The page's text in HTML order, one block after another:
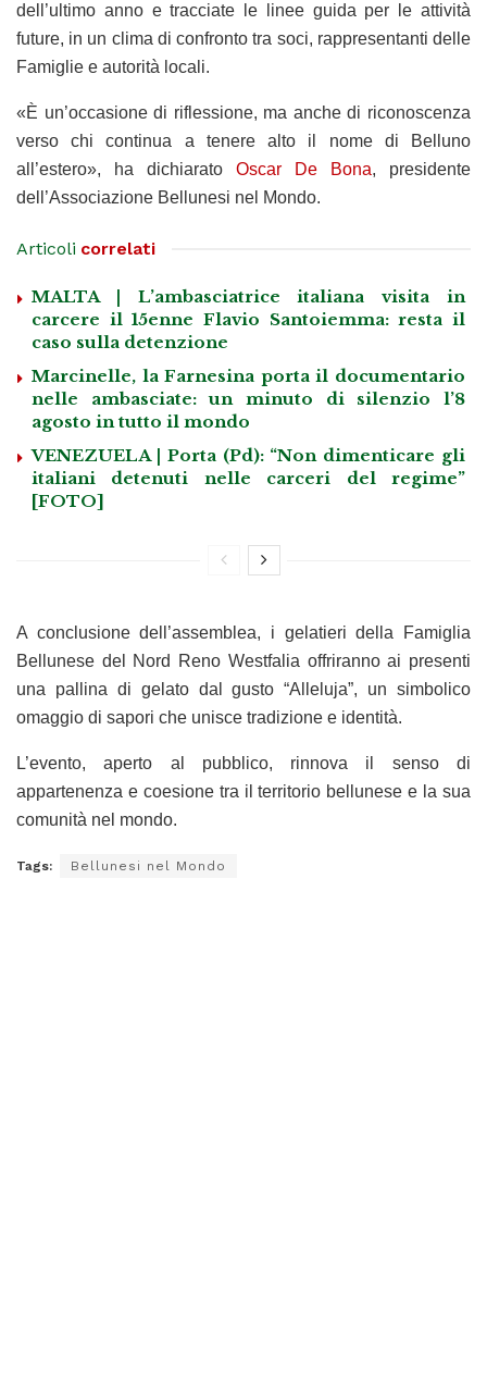
dell’ultimo anno e tracciate le linee guida per le attività
future, in un clima di confronto tra soci, rappresentanti delle
Famiglie e autorità locali.
«È un’occasione di riflessione, ma anche di riconoscenza
verso chi continua a tenere alto il nome di Belluno
all’estero», ha dichiarato Oscar De Bona, presidente
dell’Associazione Bellunesi nel Mondo.
Articoli correlati
MALTA | L’ambasciatrice italiana visita in
carcere il 15enne Flavio Santoiemma: resta il
caso sulla detenzione
Marcinelle, la Farnesina porta il documentario
nelle ambasciate: un minuto di silenzio l’8
agosto in tutto il mondo
VENEZUELA | Porta (Pd): “Non dimenticare gli
italiani detenuti nelle carceri del regime”
[FOTO]
A conclusione dell’assemblea, i gelatieri della Famiglia
Bellunese del Nord Reno Westfalia offriranno ai presenti
una pallina di gelato dal gusto “Alleluja”, un simbolico
omaggio di sapori che unisce tradizione e identità.
L’evento, aperto al pubblico, rinnova il senso di
appartenenza e coesione tra il territorio bellunese e la sua
comunità nel mondo.
Tags: Bellunesi nel Mondo